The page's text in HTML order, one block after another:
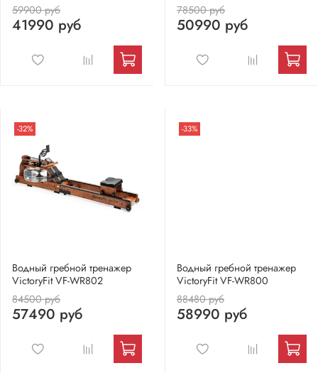
59900 руб
41990 руб
78500 руб
50990 руб
-32%
Водный гребной тренажер
VictoryFit VF-WR802
84500 руб
57490 руб
-33%
Водный гребной тренажер
VictoryFit VF-WR800
88480 руб
58990 руб